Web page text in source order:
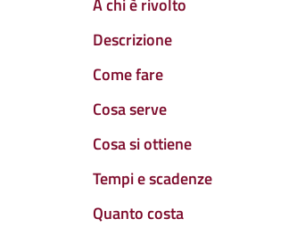
A chi è rivolto
Descrizione
Come fare
Cosa serve
Cosa si ottiene
Tempi e scadenze
Quanto costa